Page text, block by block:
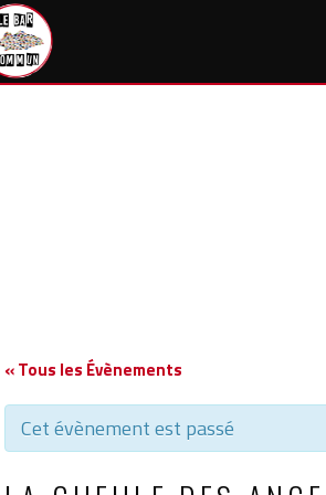
« Tous les Évènements
Cet évènement est passé